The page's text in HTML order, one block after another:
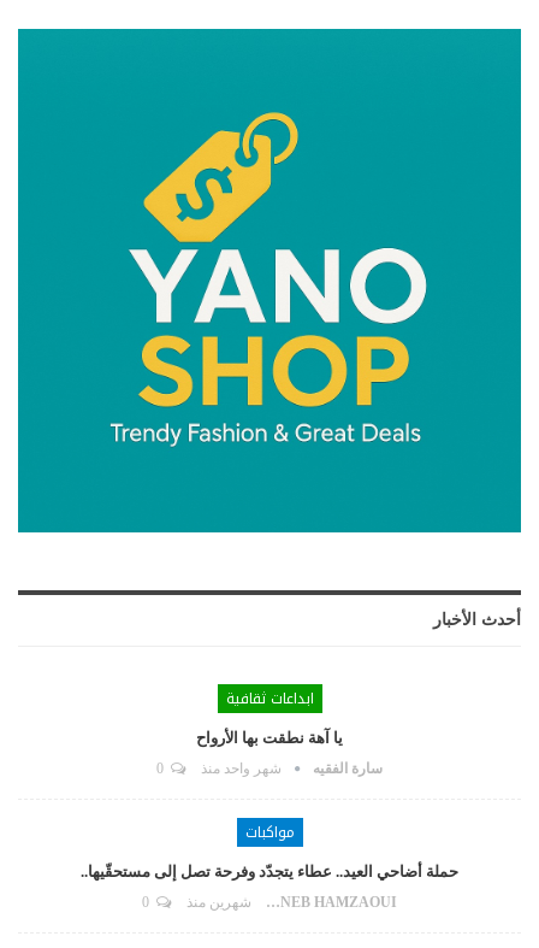
أحدث الأخبار
ابداعات ثقافية
يا آهة نطقت بها الأرواح
سارة الفقيه شهر واحد منذ
مواكبات
حملة أضاحي العيد.. عطاء يتجدّد وفرحة تصل إلى مستحقّيها..
ZAYNEB HAMZAOUI شهرين منذ